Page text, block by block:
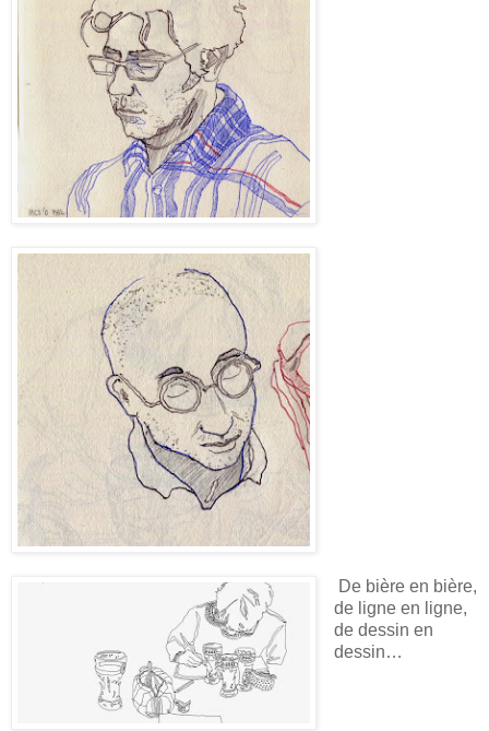
De bière en bière,
de ligne en ligne,
de dessin en
dessin…